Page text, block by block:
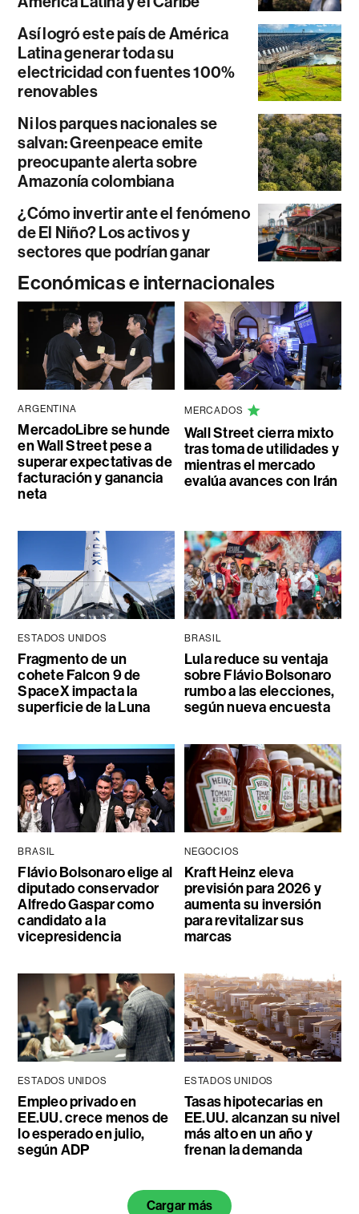
Así logró este país de América
Latina generar toda su
electricidad con fuentes 100%
renovables
Ni los parques nacionales se
salvan: Greenpeace emite
preocupante alerta sobre
Amazonía colombiana
¿Cómo invertir ante el fenómeno
de El Niño? Los activos y
sectores que podrían ganar
Económicas e internacionales
ARGENTINA
MercadoLibre se hunde
en Wall Street pese a
superar expectativas de
facturación y ganancia
neta
MERCADOS
Wall Street cierra mixto
tras toma de utilidades y
mientras el mercado
evalúa avances con Irán
ESTADOS UNIDOS
Fragmento de un
cohete Falcon 9 de
SpaceX impacta la
superficie de la Luna
BRASIL
Lula reduce su ventaja
sobre Flávio Bolsonaro
rumbo a las elecciones,
según nueva encuesta
BRASIL
Flávio Bolsonaro elige al
diputado conservador
Alfredo Gaspar como
candidato a la
vicepresidencia
NEGOCIOS
Kraft Heinz eleva
previsión para 2026 y
aumenta su inversión
para revitalizar sus
marcas
ESTADOS UNIDOS
Empleo privado en
EE.UU. crece menos de
lo esperado en julio,
según ADP
ESTADOS UNIDOS
Tasas hipotecarias en
EE.UU. alcanzan su nivel
más alto en un año y
frenan la demanda
Cargar más